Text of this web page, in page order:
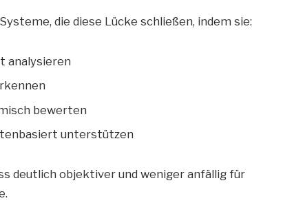
die diese Lücke schließen, indem sie:
analysieren
bewerten
unterstützen
deutlich objektiver und weniger anfällig für